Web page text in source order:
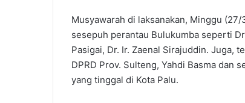
Musyawarah di laksanakan, Minggu
sesepuh perantau Bulukumba seperti
Pasigai, Dr. Ir. Zaenal Sirajuddin. Juga,
DPRD Prov. Sulteng, Yahdi Basma dan
yang tinggal di Kota Palu.